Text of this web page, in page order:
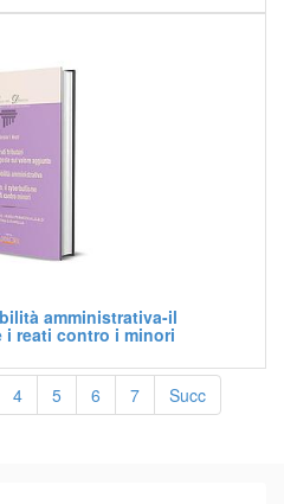
amministrativa-il
reati contro i minori
4 5 6 7 Succ